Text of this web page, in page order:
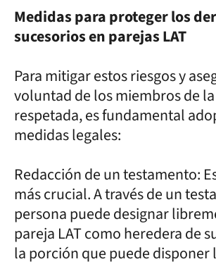
Medidas para proteger los
sucesorios en parejas LAT
Para mitigar estos riesgos y
voluntad de los miembros de
respetada, es fundamental
medidas legales:
Redacción de un testamento:
más crucial. A través de un
persona puede designar
pareja LAT como heredera de
la porción que puede